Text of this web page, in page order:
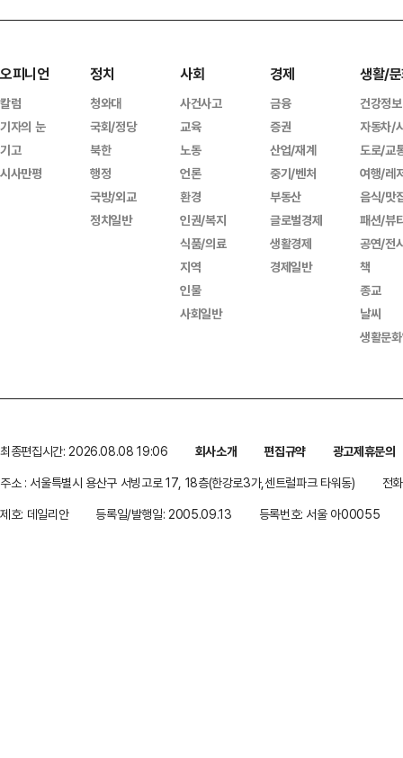
오피니언
칼럼
기자의 눈
기고
시사만평
정치
청와대
국회/정당
북한
행정
국방/외교
정치일반
사회
사건사고
교육
노동
언론
환경
인권/복지
식품/의료
지역
인물
사회일반
경제
금융
증권
산업/재계
중기/벤처
부동산
글로벌경제
생활경제
경제일반
생활/
건강정보
자동차/
도로/교
여행/레
음식/맛
패션/뷰
공연/전
책
종교
날씨
생활문
최종편집시간: 2026.08.08 19:06 회사소개 편집규약
광고제휴문의
주소 : 서울특별시 용산구 서빙고로 17, 18층(한강로3가,센트럴파크 타워동)
전
제호: 데일리안
등록일/발행일: 2005.09.13 등록번호: 서울 아00055